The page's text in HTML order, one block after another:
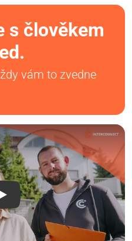
s člověkem
vám to zvedne